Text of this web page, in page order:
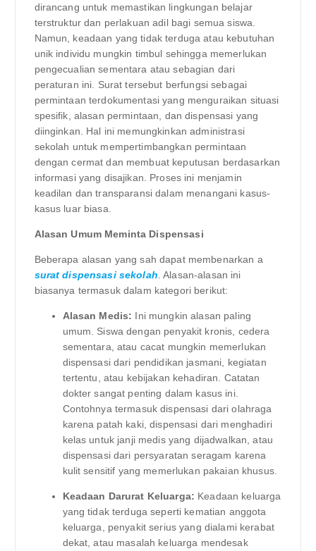
dirancang untuk memastikan lingkungan belajar
terstruktur dan perlakuan adil bagi semua siswa.
Namun, keadaan yang tidak terduga atau kebutuhan
unik individu mungkin timbul sehingga memerlukan
pengecualian sementara atau sebagian dari
peraturan ini. Surat tersebut berfungsi sebagai
permintaan terdokumentasi yang menguraikan situasi
spesifik, alasan permintaan, dan dispensasi yang
diinginkan. Hal ini memungkinkan administrasi
sekolah untuk mempertimbangkan permintaan
dengan cermat dan membuat keputusan berdasarkan
informasi yang disajikan. Proses ini menjamin
keadilan dan transparansi dalam menangani kasus-
kasus luar biasa.
Alasan Umum Meminta Dispensasi
Beberapa alasan yang sah dapat membenarkan a
surat dispensasi sekolah . Alasan-alasan ini
biasanya termasuk dalam kategori berikut:
Alasan Medis: Ini mungkin alasan paling
umum. Siswa dengan penyakit kronis, cedera
sementara, atau cacat mungkin memerlukan
dispensasi dari pendidikan jasmani, kegiatan
tertentu, atau kebijakan kehadiran. Catatan
dokter sangat penting dalam kasus ini.
Contohnya termasuk dispensasi dari olahraga
karena patah kaki, dispensasi dari menghadiri
kelas untuk janji medis yang dijadwalkan, atau
dispensasi dari persyaratan seragam karena
kulit sensitif yang memerlukan pakaian khusus.
Keadaan Darurat Keluarga: Keadaan keluarga
yang tidak terduga seperti kematian anggota
keluarga, penyakit serius yang dialami kerabat
dekat, atau masalah keluarga mendesak